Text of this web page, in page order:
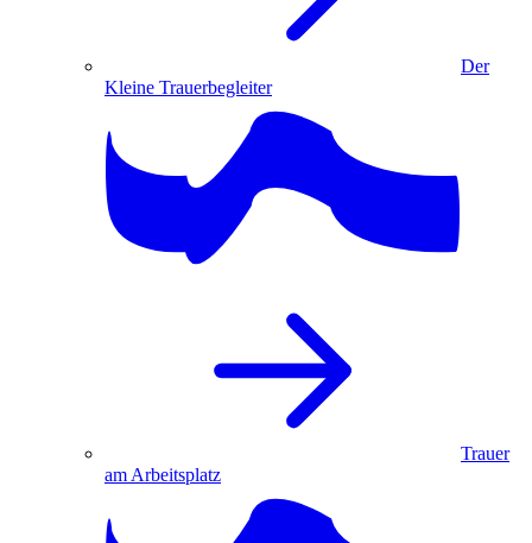
Der
Kleine Trauerbegleiter
Trauer
am Arbeitsplatz